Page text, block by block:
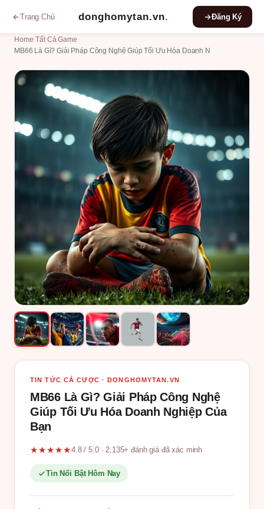
Trang Chủ donghomytan.vn. Đăng Ký
Home ›Tất Cả Game
MB66 Là Gì? Giải Pháp Công Nghệ Giúp Tối Ưu Hóa Doanh N
TIN TỨC CÁ CƯỢC · DONGHOMYTAN.VN
MB66 Là Gì? Giải Pháp Công Nghệ
Giúp Tối Ưu Hóa Doanh Nghiệp Của
Bạn
★★★★★4.8 / 5.0 · 2,135+ đánh giá đã xác minh
Tin Nổi Bật Hôm Nay